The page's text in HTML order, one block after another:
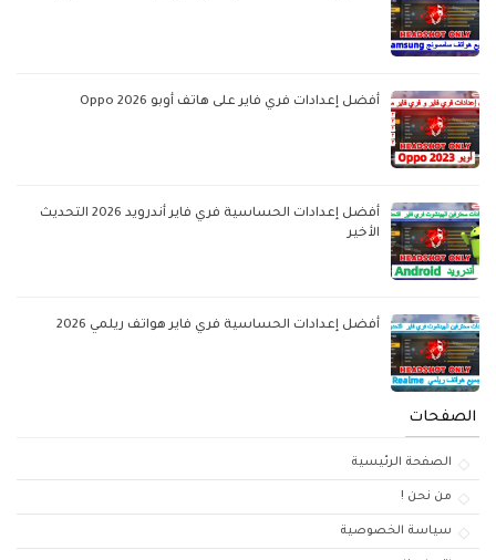
أفضل إعدادات فري فاير على هاتف أوبو Oppo 2026
أفضل إعدادات الحساسية فري فاير أندرويد 2026 التحديث
الأخير
أفضل إعدادات الحساسية فري فاير هواتف ريلمي 2026
الصفحات
الصفحة الرئيسية
من نحن !
سياسة الخصوصية